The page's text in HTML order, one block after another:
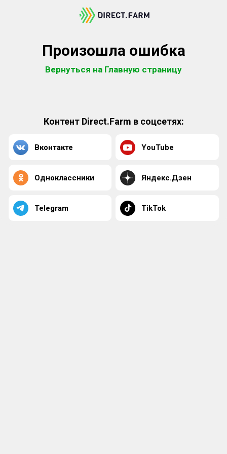
Произошла ошибка
Вернуться на Главную страницу
Контент Direct.Farm в соцсетях:
Вконтакте YouTube
Одноклассники Яндекс.Дзен
Telegram TikTok